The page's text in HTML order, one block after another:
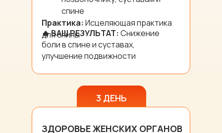
спине
Практика: Исцеляющая практика
для спины
🔥 ВАШ РЕЗУЛЬТАТ: Снижение
боли в спине и суставах,
улучшение подвижности
3 ДЕНЬ
ЗДОРОВЬЕ ЖЕНСКИХ ОРГАНОВ